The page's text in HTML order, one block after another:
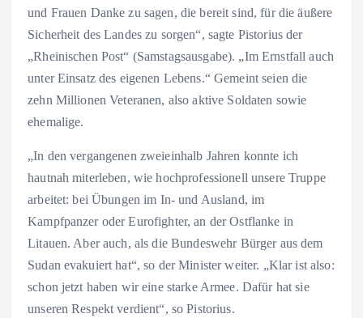
und Frauen Danke zu sagen, die bereit sind, für die äußere
Sicherheit des Landes zu sorgen“, sagte Pistorius der
„Rheinischen Post“ (Samstagsausgabe). „Im Ernstfall auch
unter Einsatz des eigenen Lebens.“ Gemeint seien die
zehn Millionen Veteranen, also aktive Soldaten sowie
ehemalige.
„In den vergangenen zweieinhalb Jahren konnte ich
hautnah miterleben, wie hochprofessionell unsere Truppe
arbeitet: bei Übungen im In- und Ausland, im
Kampfpanzer oder Eurofighter, an der Ostflanke in
Litauen. Aber auch, als die Bundeswehr Bürger aus dem
Sudan evakuiert hat“, so der Minister weiter. „Klar ist also:
schon jetzt haben wir eine starke Armee. Dafür hat sie
unseren Respekt verdient“, so Pistorius.